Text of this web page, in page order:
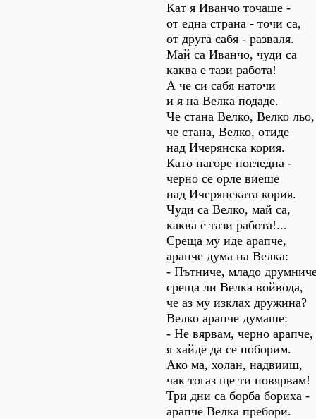
Кат я Иванчо точаше -
от една страна - точи са,
от друга сабя - разваля.
Май са Иванчо, чуди са
каква е тази работа!
А че си сабя наточи
и я на Велка подаде.
Че стана Велко, Велко льо,
че стана, Велко, отиде
над Ичерянска кория.
Като нагоре погледна -
черно се орле виеше
над Ичерянската кория.
Чуди са Велко, май са,
каква е тази работа!...
Среща му иде арапче,
арапче дума на Велка:
- Пътниче, младо
среща ли Велка войвода,
че аз му изклах дружина?
Велко арапче думаше:
- Не вярвам, черно арапче,
я хайде да се поборим.
Ако ма, холан, надвииш,
чак тогаз ще ти повярвам!
Три дни са борба бориха -
арапче Велка пребори.